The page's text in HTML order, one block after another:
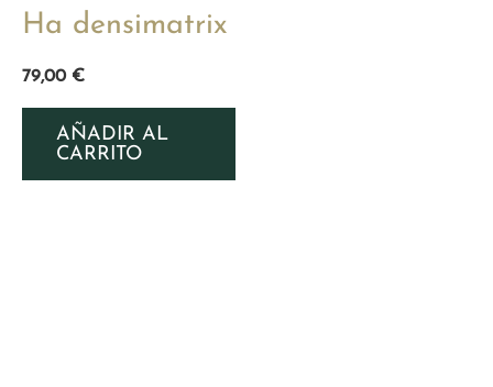
Ha densimatrix
79,00 €
AÑADIR AL
CARRITO